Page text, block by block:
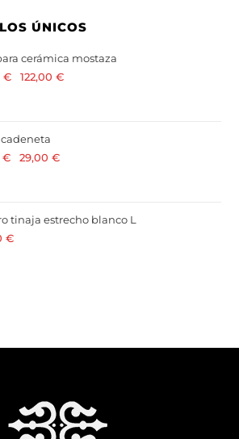
ÚNICOS
cerámica mostaza
€ 122,00€
€ 29,00€
tinaja estrecho blanco L
€